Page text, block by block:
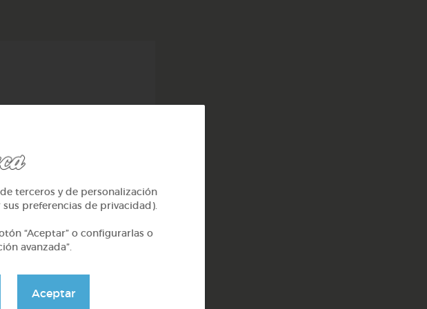
terceros y de personalización
preferencias de privacidad).
“Aceptar” o configurarlas o
avanzada”.
Aceptar